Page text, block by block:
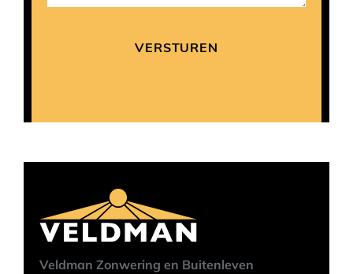
Veldman Zonwering en Buitenleven